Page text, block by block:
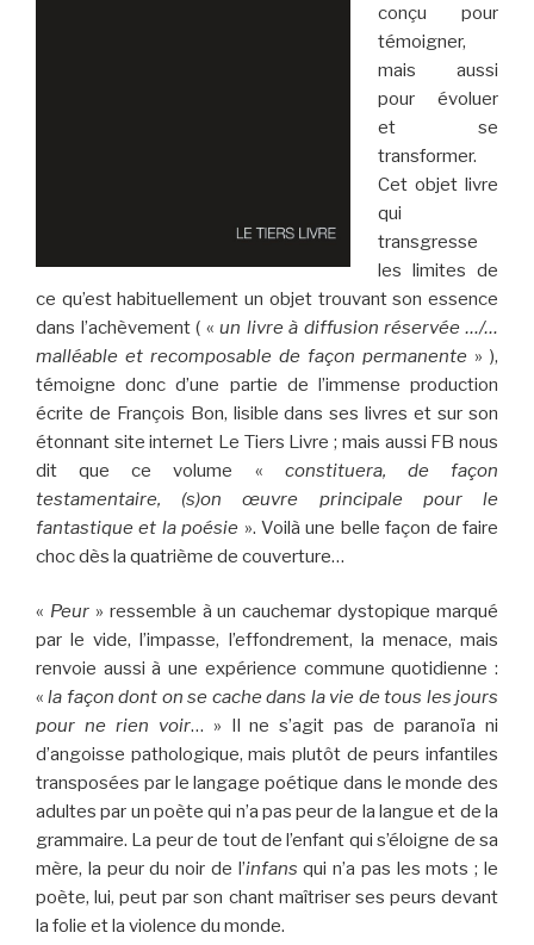
conçu pour
témoigner,
mais aussi
pour évoluer
et se
transformer.
Cet objet livre
qui
transgresse
les limites de
ce qu’est habituellement un objet trouvant son essence
dans l’achèvement ( «un livre à diffusion réservée …/…
malléable et recomposable de façon permanente » ),
témoigne donc d’une partie de l’immense production
écrite de François Bon, lisible dans ses livres et sur son
étonnant site internet Le Tiers Livre ; mais aussi FB nous
dit que ce volume « constituera, de façon
testamentaire, (s)on œuvre principale pour le
fantastique et la poésie ». Voilà une belle façon de faire
choc dès la quatrième de couverture…
« Peur » ressemble à un cauchemar dystopique marqué
par le vide, l’impasse, l’effondrement, la menace, mais
renvoie aussi à une expérience commune quotidienne :
«la façon dont on se cache dans la vie de tous les jours
pour ne rien voir… » Il ne s’agit pas de paranoïa ni
d’angoisse pathologique, mais plutôt de peurs infantiles
transposées par le langage poétique dans le monde des
adultes par un poète qui n’a pas peur de la langue et de la
grammaire. La peur de tout de l’enfant qui s’éloigne de sa
mère, la peur du noir de l’infans qui n’a pas les mots ; le
poète, lui, peut par son chant maîtriser ses peurs devant
la folie et la violence du monde.